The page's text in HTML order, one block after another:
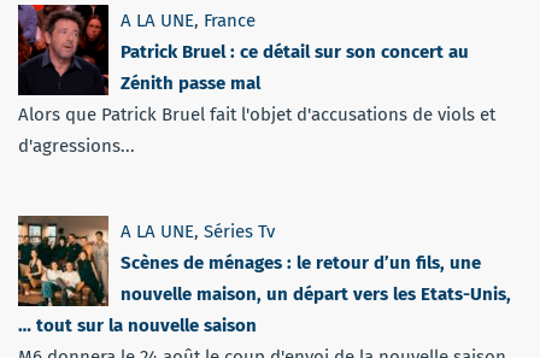
A LA UNE, France
Patrick Bruel : ce détail sur son concert au
Zénith passe mal
Alors que Patrick Bruel fait l'objet d'accusations de viols et
d'agressions...
A LA UNE, Séries Tv
Scènes de ménages : le retour d’un fils, une
nouvelle maison, un départ vers les Etats-Unis,
… tout sur la nouvelle saison